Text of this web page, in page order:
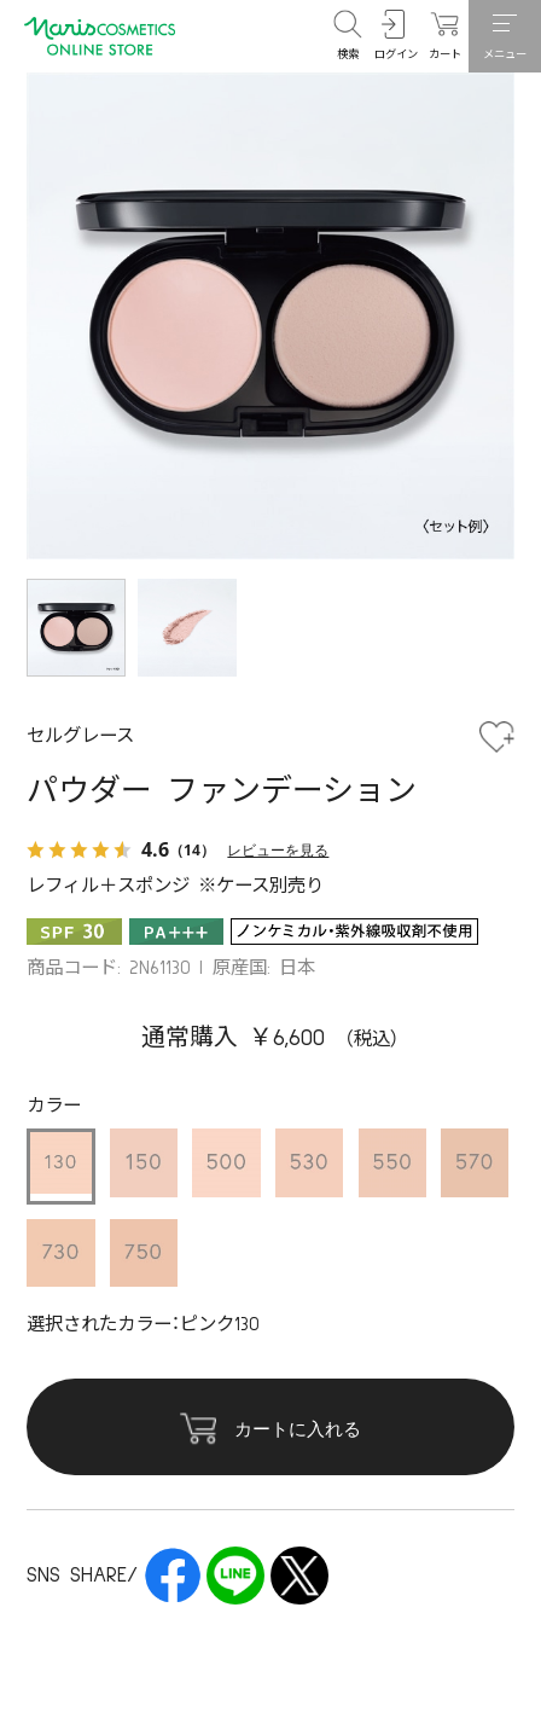
検索 ログイン カート メニュー
セルグレース
パウダー ファンデーション
4.6 （14） レビューを見る
レフィル＋スポンジ ※ケース別売り
商品コード: 2N61130 原産国: 日本
通常購入 ￥6,600
カラー
選択されたカラー：ピンク130
カートに入れる
SNS SHARE/